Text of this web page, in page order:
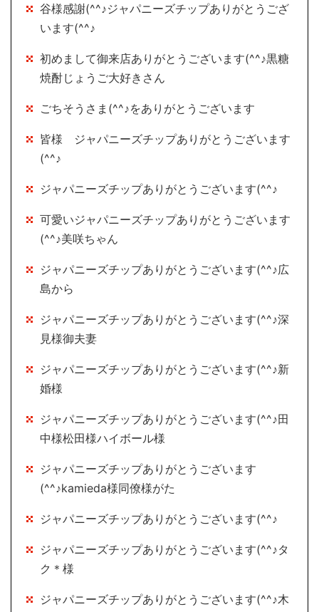
谷様感謝(^^♪ジャパニーズチップありがとうござ
います(^^♪
初めまして御来店ありがとうございます(^^♪黒糖
焼酎じょうご大好きさん
ごちそうさま(^^♪をありがとうございます
皆様 ジャパニーズチップありがとうございます
(^^♪
ジャパニーズチップありがとうございます(^^♪
可愛いジャパニーズチップありがとうございます
(^^♪美咲ちゃん
ジャパニーズチップありがとうございます(^^♪広
島から
ジャパニーズチップありがとうございます(^^♪深
見様御夫妻
ジャパニーズチップありがとうございます(^^♪新
婚様
ジャパニーズチップありがとうございます(^^♪田
中様松田様ハイボール様
ジャパニーズチップありがとうございます
(^^♪kamieda様同僚様がた
ジャパニーズチップありがとうございます(^^♪
ジャパニーズチップありがとうございます(^^♪タ
ク＊様
ジャパニーズチップありがとうございます(^^♪木